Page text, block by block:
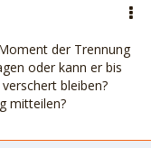
der Trennung
oder kann er bis
bleiben?
mitteilen?